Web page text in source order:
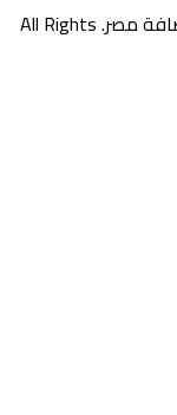
Copyright © 2026 EgyHosting - شركة استضافة مصر. All Rights